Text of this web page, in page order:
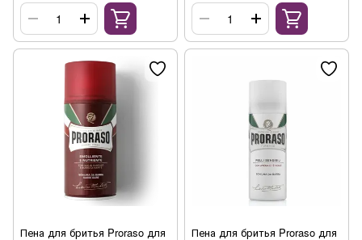
Пена для бритья Proraso для
Пена для бритья Proraso для